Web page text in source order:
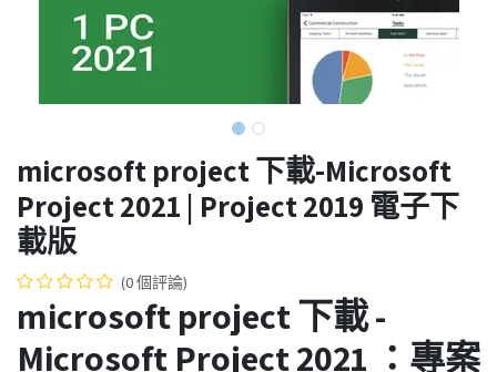
microsoft project 下載-Microsoft
Project 2021 | Project 2019 電子下
載版
(0 個評論)
microsoft project 下載 -
Microsoft Project 2021 ：專案